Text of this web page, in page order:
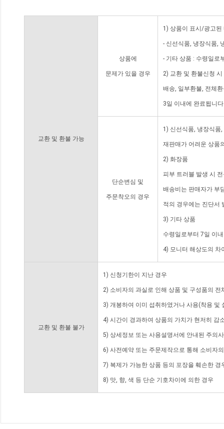
교환 및 환불 가능
상품에
문제가 있을 경우
1) 상품이 표시/광고된
- 신선식품, 냉장식품,
- 기타 상품 : 수령일로
2) 교환 및 환불신청
배송, 일부환불, 전체
3일 이내에 완료됩니
단순변심 및
주문착오의 경우
1) 신선식품, 냉장식품
재판매가 어려운 상품
2) 화장품
피부 트러블 발생 시
배송비는 판매자가 부
적의 경우에는 진단서
3) 기타 상품
수령일로부터 7일 이
4) 모니터 해상도의 차
교환 및 환불 불가
1) 신청기한이 지난 경우
2) 소비자의 과실로 인해 상품 및 구성품의
3) 개봉하여 이미 섭취하였거나 사용(착용 및
4) 시간이 경과하여 상품의 가치가 현저히 감
5) 상세정보 또는 사용설명서에 안내된 주의
6) 사전예약 또는 주문제작으로 통해 소비자
7) 복제가 가능한 상품 등의 포장을 훼손한 경
8) 맛, 향, 색 등 단순 기호차이에 의한 경우